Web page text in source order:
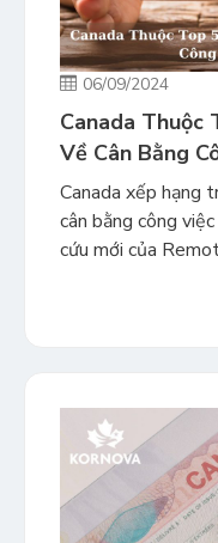
06/09/2024
Canada Thuộc
Về Cân Bằng
Canada xếp hạng
cân bằng công
cứu mới của
một số yếu tố